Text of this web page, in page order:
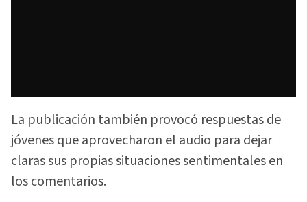
La publicación también provocó respuestas de
jóvenes que aprovecharon el audio para dejar
claras sus propias situaciones sentimentales en
los comentarios.